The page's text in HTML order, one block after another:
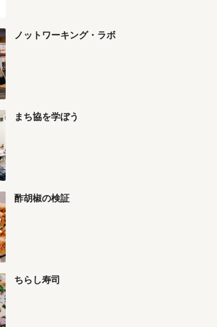
ノットワーキング・ラボ
まち協を学ぼう
酢胡椒の検証
ちらし寿司